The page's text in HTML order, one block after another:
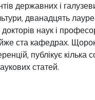
державних і
дванадцять
наук і
ста кафедрах.
публікує кілька
статей.